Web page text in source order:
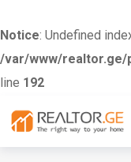
Notice: Undefined
/var/www/realtor.ge/
line 192